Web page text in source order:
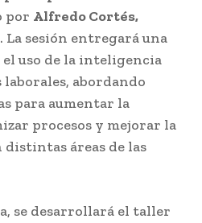
por Alfredo Cortés,
. La sesión entregará una
uso de la inteligencia
abordando
para aumentar la
procesos y mejorar la
áreas de las
se desarrollará el taller